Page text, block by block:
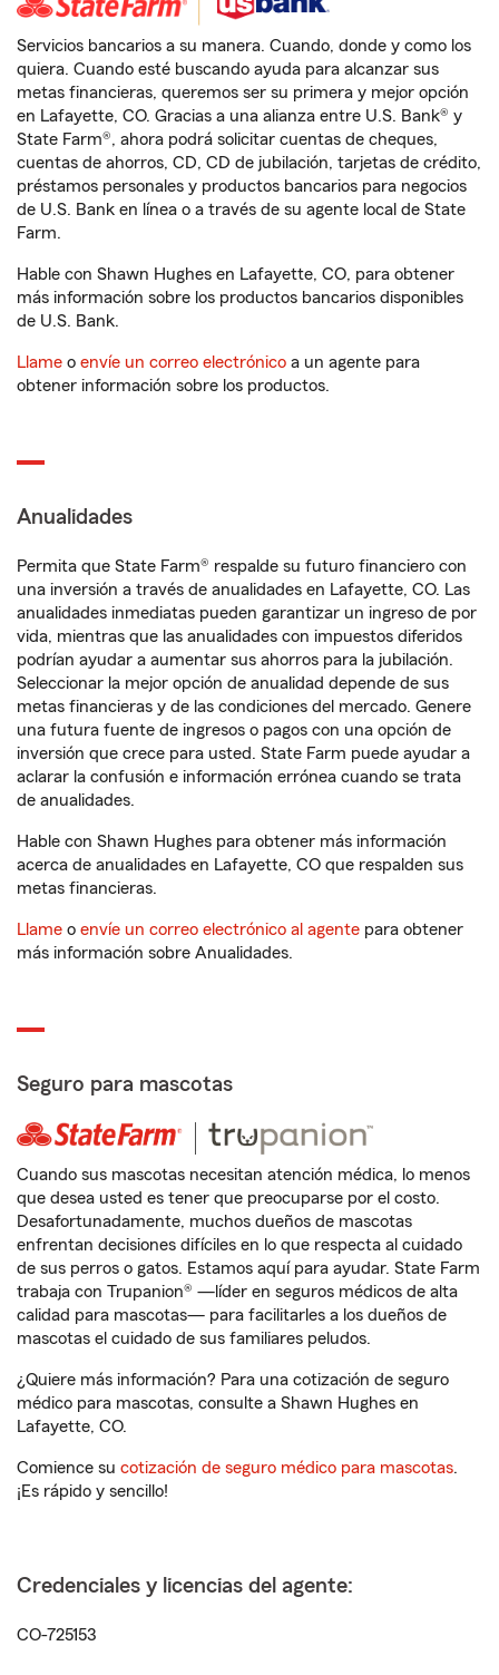
Servicios bancarios a su manera. Cuando, donde y como los
quiera. Cuando esté buscando ayuda para alcanzar sus
metas financieras, queremos ser su primera y mejor opción
en Lafayette, CO. Gracias a una alianza entre U.S. Bank® y
State Farm®, ahora podrá solicitar cuentas de cheques,
cuentas de ahorros, CD, CD de jubilación, tarjetas de crédito,
préstamos personales y productos bancarios para negocios
de U.S. Bank en línea o a través de su agente local de State
Farm.
Hable con Shawn Hughes en Lafayette, CO, para obtener
más información sobre los productos bancarios disponibles
de U.S. Bank.
Llame o envíe un correo electrónico a un agente para
obtener información sobre los productos.
Anualidades
Permita que State Farm® respalde su futuro financiero con
una inversión a través de anualidades en Lafayette, CO. Las
anualidades inmediatas pueden garantizar un ingreso de por
vida, mientras que las anualidades con impuestos diferidos
podrían ayudar a aumentar sus ahorros para la jubilación.
Seleccionar la mejor opción de anualidad depende de sus
metas financieras y de las condiciones del mercado. Genere
una futura fuente de ingresos o pagos con una opción de
inversión que crece para usted. State Farm puede ayudar a
aclarar la confusión e información errónea cuando se trata
de anualidades.
Hable con Shawn Hughes para obtener más información
acerca de anualidades en Lafayette, CO que respalden sus
metas financieras.
Llame o envíe un correo electrónico al agente para obtener
más información sobre Anualidades.
Seguro para mascotas
Cuando sus mascotas necesitan atención médica, lo menos
que desea usted es tener que preocuparse por el costo.
Desafortunadamente, muchos dueños de mascotas
enfrentan decisiones difíciles en lo que respecta al cuidado
de sus perros o gatos. Estamos aquí para ayudar. State Farm
trabaja con Trupanion® —líder en seguros médicos de alta
calidad para mascotas— para facilitarles a los dueños de
mascotas el cuidado de sus familiares peludos.
¿Quiere más información? Para una cotización de seguro
médico para mascotas, consulte a Shawn Hughes en
Lafayette, CO.
Comience su cotización de seguro médico para mascotas.
¡Es rápido y sencillo!
Credenciales y licencias del agente:
CO-725153